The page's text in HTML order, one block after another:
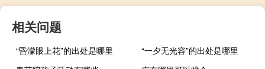
相关问题
“昏濛眼上花”的出处是哪里
“一夕无光容”的出处是哪里